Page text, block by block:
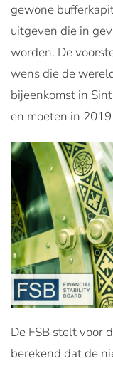
gewone
uitgeven die in
worden. De
wens die de
bijeenkomst in
en moeten in
De FSB stelt voor
berekend dat de